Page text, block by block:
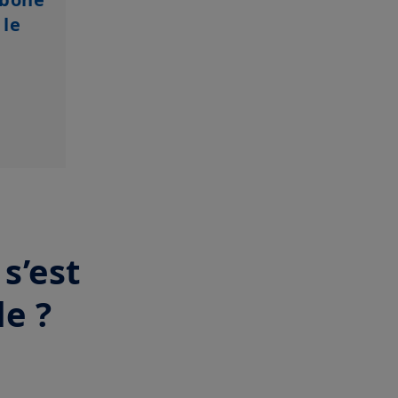
?
sur le plan général nos
peuvent évoluer au fil du
sans notification et à tout
vous avez lu les présentes